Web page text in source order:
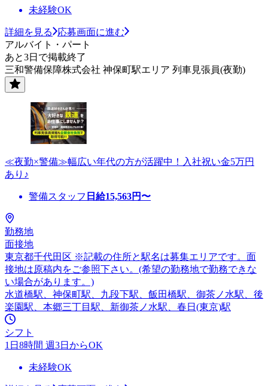
未経験OK
詳細を見る
応募画面に進む
アルバイト・パート
あと3日で掲載終了
三和警備保障株式会社 神保町駅エリア 列車見張員(夜勤)
≪夜勤×警備≫幅広い年代の方が活躍中！入社祝い金5万円
あり♪
警備スタッフ 日給15,563円〜
勤務地
面接地
東京都千代田区 ※記載の住所と駅名は募集エリアです。面
接地は原稿内をご参照下さい。(希望の勤務地で勤務できな
い場合があります。)
水道橋駅、神保町駅、九段下駅、飯田橋駅、御茶ノ水駅、後
楽園駅、本郷三丁目駅、新御茶ノ水駅、春日(東京)駅
シフト
1日8時間 週3日からOK
未経験OK